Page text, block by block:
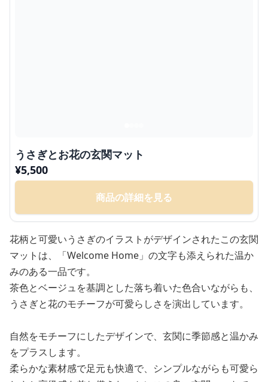
うさぎとお花の玄関マット
¥5,500
商品の詳細を見る
花柄と可愛いうさぎのイラストがデザインされたこの玄関
マットは、「Welcome Home」の文字も添えられた温か
みのある一品です。
茶色とベージュを基調とした落ち着いた色合いながらも、
うさぎと花のモチーフが可愛らしさを演出しています。
自然をモチーフにしたデザインで、玄関に季節感と温かみ
をプラスします。
柔らかな素材感で足元も快適で、シンプルながらも可愛ら